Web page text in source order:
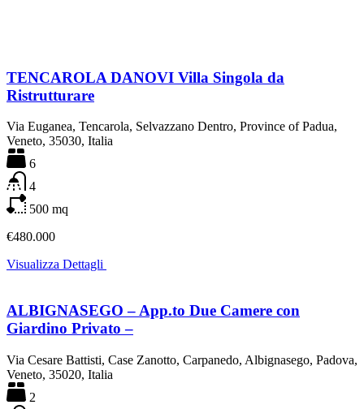
TENCAROLA DANOVI Villa Singola da
Ristrutturare
Via Euganea, Tencarola, Selvazzano Dentro, Province of Padua,
Veneto, 35030, Italia
6
4
500 mq
€480.000
Visualizza Dettagli
ALBIGNASEGO – App.to Due Camere con
Giardino Privato –
Via Cesare Battisti, Case Zanotto, Carpanedo, Albignasego, Padova,
Veneto, 35020, Italia
2